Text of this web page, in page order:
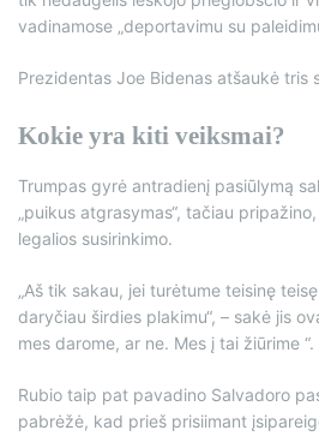
vadinamose „deportavimu su
Prezidentas Joe Bidenas atšaukė tris
Kokie yra kiti veiksmai?
Trumpas gyrė antradienį pasiūlymą
„puikus atgrasymas“, tačiau
legalios susirinkimo.
„Aš tik sakau, jei turėtume teisinę
daryčiau širdies plakimu“, – sakė jis
mes darome, ar ne. Mes į tai žiūrime “.
Rubio taip pat pavadino Salvadoro
pabrėžė, kad prieš prisiimant